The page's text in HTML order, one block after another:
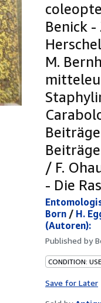
Benick
M.
/ F.
- Die
Born / H.
(Autoren):
Published by
CONDITION:
Save for Later